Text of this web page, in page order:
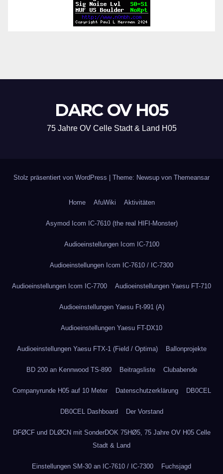
DARC OV H05
75 Jahre OV Celle Stadt & Land H05
Stolz präsentiert von WordPress Theme: Newsup von Themeansar
Home AfuWiki Aktivitäten
Asymod Icom IC-7610 (the real HIFI-Monster)
Audioeinstellungen Icom IC-7100
Audioeinstellungen Icom IC-7610 / IC-7300
Audioeinstellungen Icom IC-7700 Audioeinstellungen Yaesu FT-710
Audioeinstellungen Yaesu Ft-991 (A)
Audioeinstellungen Yaesu FT-DX10
Audioeinstellungen Yaesu FTX-1 (Field / Optima) Ballonprojekte
BD 200 an Kennwood TS-890 Beitragsliste Clubabende
Companyrunde H05 auf 10 Meter Datenschutzerklärung DB0CEL
DB0CEL Dashboard Der Vorstand
DFØCF und DLØCN mit SonderDOK 75HØ5, 75 Jahre OV H05 Celle
Stadt & Land
Einstellungen SM-30 an IC-7610 / IC-7300 Fuchsjagd